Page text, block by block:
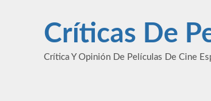
contenidoCríticas De
Crítica Y Opinión De Películas De Cine